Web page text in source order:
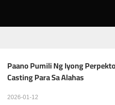
Paano Pumili Ng Iyong
Casting Para Sa Alahas
2026-01-12